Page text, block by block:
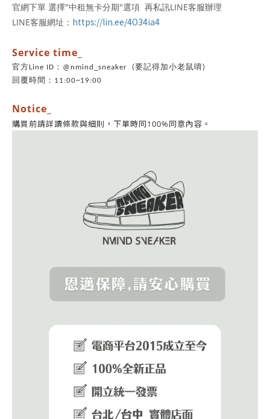
官網下單 選擇"中租無卡分期"選項 再私訊LINE客服辦理
LINE客服網址： https://lin.ee/4O34ia4
Service time_
官方Line ID：@nmind_sneaker (要記得加小老鼠唷)
回覆時間：11:00~19:00
Notice_
購買前請詳讀條款與細則， 下單時同100%同意內容。